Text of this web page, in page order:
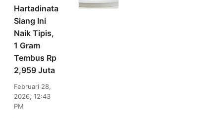
Hartadinata
Siang Ini
Naik Tipis,
1 Gram
Tembus Rp
2,959 Juta
Februari 28,
2026, 12:43
PM